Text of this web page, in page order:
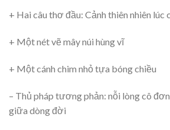
+ Hai câu thơ đầu: Cảnh thiên nhiên lúc
+ Một nét vẽ mây núi hùng vĩ
+ Một cánh chim nhỏ tựa bóng chiều
– Thủ pháp tương phản: nỗi lòng cô
giữa dòng đời